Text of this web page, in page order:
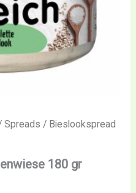
Spreads / Bieslookspread
180 gr